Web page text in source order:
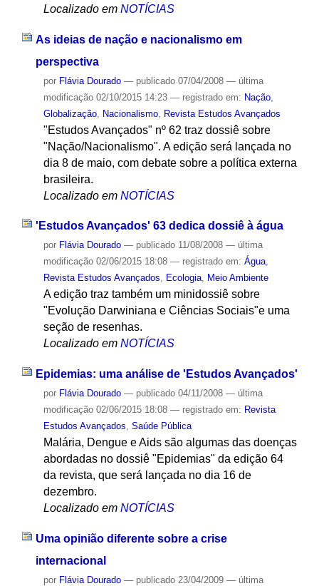
Localizado em NOTÍCIAS
As ideias de nação e nacionalismo em
perspectiva
por Flávia Dourado — publicado07/04/2008 — última
modificação02/10/2015 14:23 — registrado em: Nação,
Globalização, Nacionalismo, Revista Estudos Avançados
"Estudos Avançados" nº 62 traz dossiê sobre
"Nação/Nacionalismo". A edição será lançada no
dia 8 de maio, com debate sobre a política externa
brasileira.
Localizado em NOTÍCIAS
'Estudos Avançados' 63 dedica dossiê à água
por Flávia Dourado — publicado11/08/2008 — última
modificação02/06/2015 18:08 — registrado em: Água,
Revista Estudos Avançados, Ecologia, Meio Ambiente
A edição traz também um minidossiê sobre
"Evolução Darwiniana e Ciências Sociais"e uma
seção de resenhas.
Localizado em NOTÍCIAS
Epidemias: uma análise de 'Estudos Avançados'
por Flávia Dourado — publicado04/11/2008 — última
modificação02/06/2015 18:08 — registrado em: Revista
Estudos Avançados, Saúde Pública
Malária, Dengue e Aids são algumas das doenças
abordadas no dossiê "Epidemias" da edição 64
da revista, que será lançada no dia 16 de
dezembro.
Localizado em NOTÍCIAS
Uma opinião diferente sobre a crise
internacional
por Flávia Dourado — publicado23/04/2009 — última